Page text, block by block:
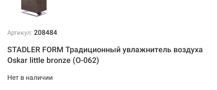
Артикул: 208484
STADLER FORM Традиционный увлажнитель воздуха
Oskar little bronze (O-062)
Нет в наличии